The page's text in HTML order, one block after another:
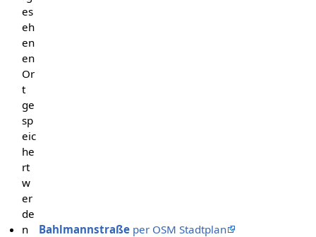
es
eh
en
en
Or
t
ge
sp
eic
he
rt
w
er
de
n
Bahlmannstraße per OSM Stadtplan